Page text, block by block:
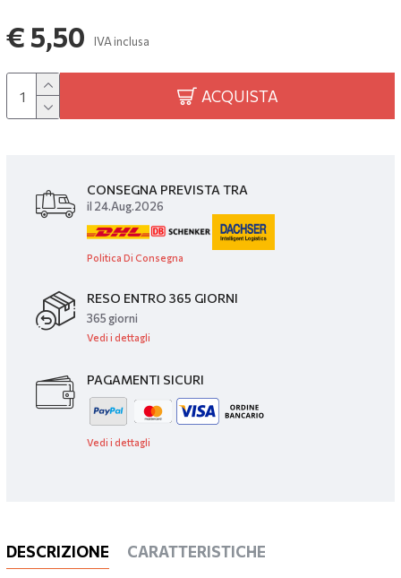
€ 5,50 IVA inclusa
ACQUISTA
CONSEGNA PREVISTA TRA
il 24.Aug.2026
Politica Di Consegna
RESO ENTRO 365 GIORNI
365 giorni
Vedi i dettagli
PAGAMENTI SICURI
Vedi i dettagli
DESCRIZIONE CARATTERISTICHE